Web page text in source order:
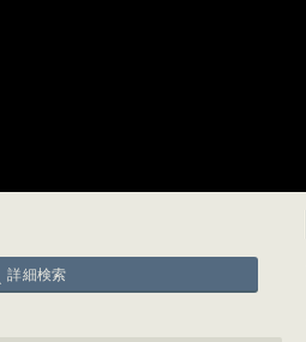
詳細検索